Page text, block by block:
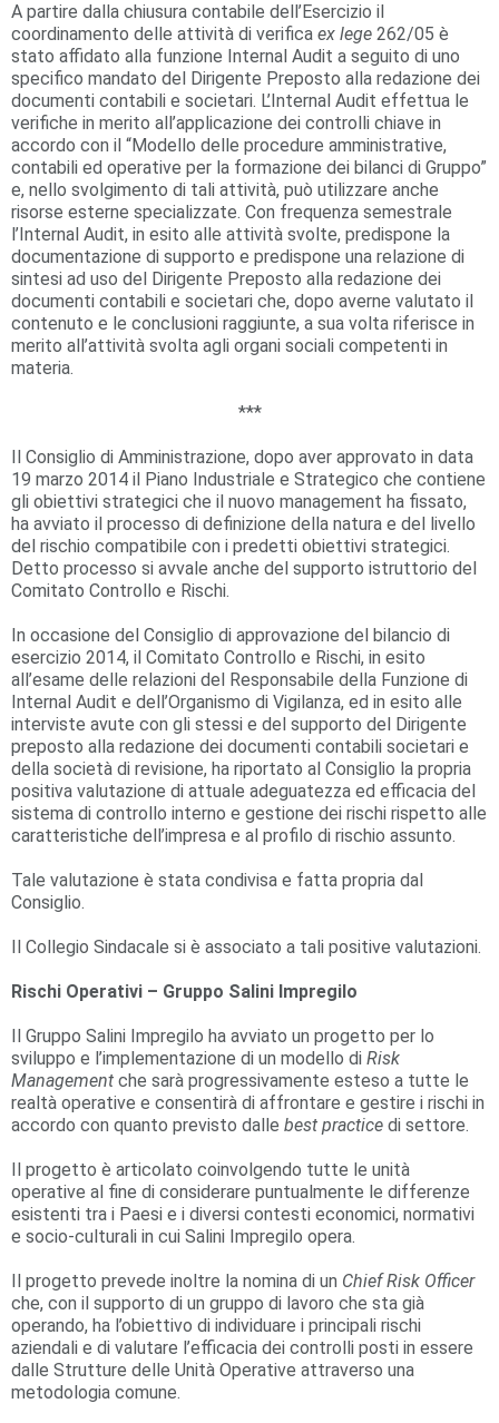
A partire dalla chiusura contabile dell’Esercizio il
coordinamento delle attività di verifica ex lege 262/05 è
stato affidato alla funzione Internal Audit a seguito di uno
specifico mandato del Dirigente Preposto alla redazione dei
documenti contabili e societari. L’Internal Audit effettua le
verifiche in merito all’applicazione dei controlli chiave in
accordo con il “Modello delle procedure amministrative,
contabili ed operative per la formazione dei bilanci di Gruppo”
e, nello svolgimento di tali attività, può utilizzare anche
risorse esterne specializzate. Con frequenza semestrale
l’Internal Audit, in esito alle attività svolte, predispone la
documentazione di supporto e predispone una relazione di
sintesi ad uso del Dirigente Preposto alla redazione dei
documenti contabili e societari che, dopo averne valutato il
contenuto e le conclusioni raggiunte, a sua volta riferisce in
merito all’attività svolta agli organi sociali competenti in
materia.
***
Il Consiglio di Amministrazione, dopo aver approvato in data
19 marzo 2014 il Piano Industriale e Strategico che contiene
gli obiettivi strategici che il nuovo management ha fissato,
ha avviato il processo di definizione della natura e del livello
del rischio compatibile con i predetti obiettivi strategici.
Detto processo si avvale anche del supporto istruttorio del
Comitato Controllo e Rischi.
In occasione del Consiglio di approvazione del bilancio di
esercizio 2014, il Comitato Controllo e Rischi, in esito
all’esame delle relazioni del Responsabile della Funzione di
Internal Audit e dell’Organismo di Vigilanza, ed in esito alle
interviste avute con gli stessi e del supporto del Dirigente
preposto alla redazione dei documenti contabili societari e
della società di revisione, ha riportato al Consiglio la propria
positiva valutazione di attuale adeguatezza ed efficacia del
sistema di controllo interno e gestione dei rischi rispetto alle
caratteristiche dell’impresa e al profilo di rischio assunto.
Tale valutazione è stata condivisa e fatta propria dal
Consiglio.
Il Collegio Sindacale si è associato a tali positive valutazioni.
Rischi Operativi – Gruppo Salini Impregilo
Il Gruppo Salini Impregilo ha avviato un progetto per lo
sviluppo e l’implementazione di un modello di Risk
Management che sarà progressivamente esteso a tutte le
realtà operative e consentirà di affrontare e gestire i rischi in
accordo con quanto previsto dalle best practice di settore.
Il progetto è articolato coinvolgendo tutte le unità
operative al fine di considerare puntualmente le differenze
esistenti tra i Paesi e i diversi contesti economici, normativi
e socio-culturali in cui Salini Impregilo opera.
Il progetto prevede inoltre la nomina di un Chief Risk Officer
che, con il supporto di un gruppo di lavoro che sta già
operando, ha l’obiettivo di individuare i principali rischi
aziendali e di valutare l’efficacia dei controlli posti in essere
dalle Strutture delle Unità Operative attraverso una
metodologia comune.